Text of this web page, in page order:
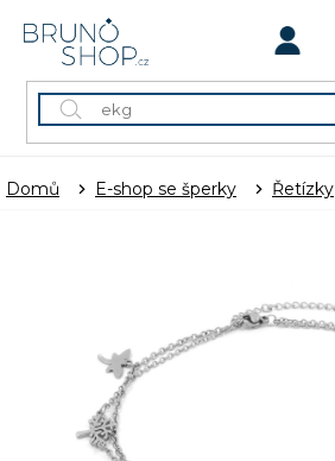
Domů E-shop se šperky Řetízky